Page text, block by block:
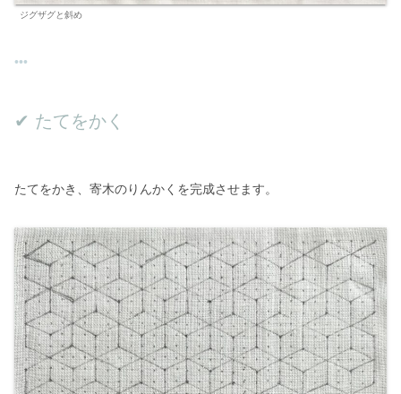
ジグザグと斜め
✔︎ たてをかく
たてをかき、寄木のりんかくを完成させます。